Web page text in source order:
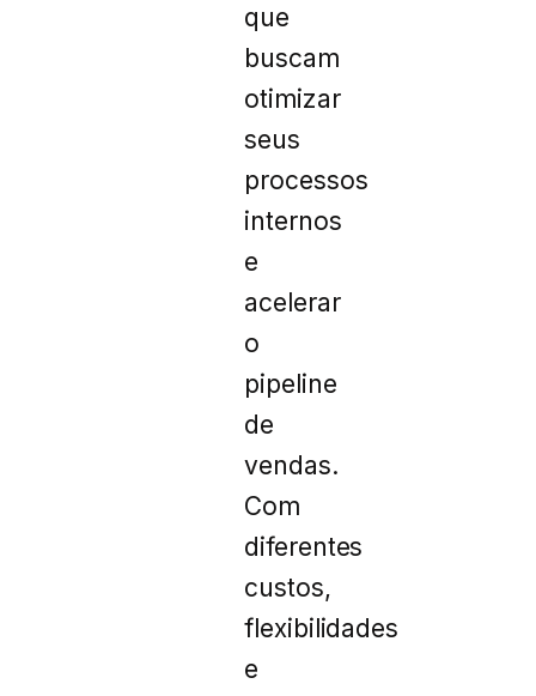
que
buscam
otimizar
seus
processos
internos
e
acelerar
o
pipeline
de
vendas.
Com
diferentes
custos,
flexibilidades
e